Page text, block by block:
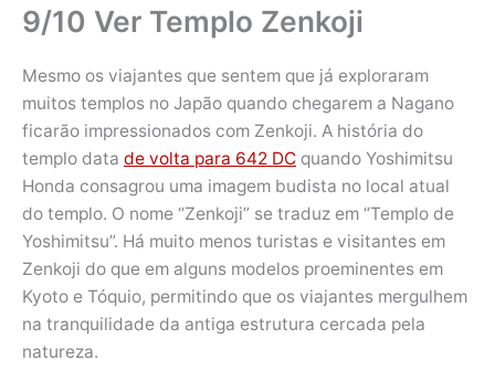
9/10 Ver Templo Zenkoji
Mesmo os viajantes que sentem que já exploraram
muitos templos no Japão quando chegarem a Nagano
ficarão impressionados com Zenkoji. A história do
templo data de volta para 642 DC quando Yoshimitsu
Honda consagrou uma imagem budista no local atual
do templo. O nome “Zenkoji” se traduz em “Templo de
Yoshimitsu”. Há muito menos turistas e visitantes em
Zenkoji do que em alguns modelos proeminentes em
Kyoto e Tóquio, permitindo que os viajantes mergulhem
na tranquilidade da antiga estrutura cercada pela
natureza.